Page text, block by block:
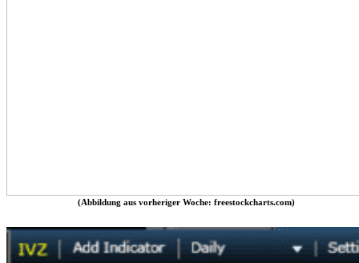
(Abbildung aus vorheriger Woche: freestockcharts.com)